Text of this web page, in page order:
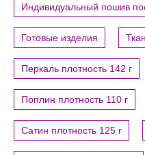
Индивидуальный пошив
Готовые изделия
Перкаль плотность 142 г
Поплин плотность 110 г
Сатин плотность 125 г